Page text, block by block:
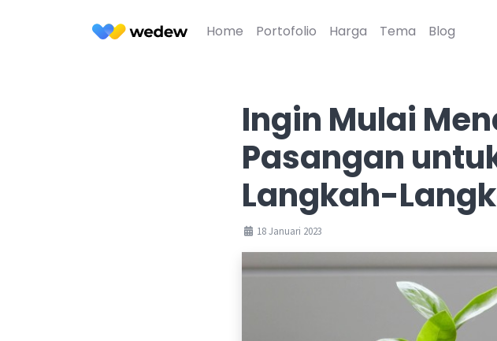
Home Portofolio Harga Tema Blog
Ingin Mulai
Pasangan
Langkah-
18 Januari 2023